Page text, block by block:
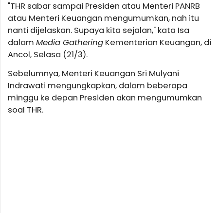
"THR sabar sampai Presiden atau Menteri PANRB
atau Menteri Keuangan mengumumkan, nah itu
nanti dijelaskan. Supaya kita sejalan," kata Isa
dalam Media Gathering Kementerian Keuangan, di
Ancol, Selasa (21/3).
Sebelumnya, Menteri Keuangan Sri Mulyani
Indrawati mengungkapkan, dalam beberapa
minggu ke depan Presiden akan mengumumkan
soal THR.